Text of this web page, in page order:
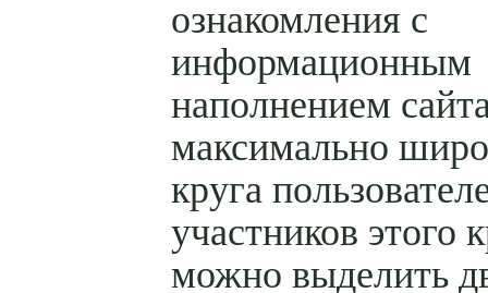
ознакомления с
информационным
наполнением
максимально
круга
участников этого
можно выделить